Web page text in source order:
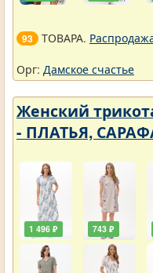
93 ТОВАРА.
Орг: Дамское счастье
Женский
- ПЛАТЬЯ,
1 496 ₽ 743 ₽